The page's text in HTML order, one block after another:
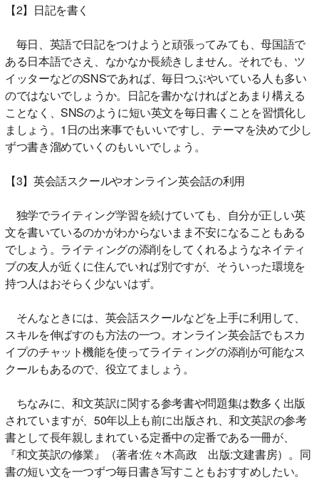
【2】日記を書く
毎日、英語で日記をつけようと頑張ってみても、母国語で
ある日本語でさえ、なかなか長続きしません。それでも、ツ
イッターなどのSNSであれば、毎日つぶやいている人も多い
のではないでしょうか。日記を書かなければとあまり構える
ことなく、SNSのように短い英文を毎日書くことを習慣化し
ましょう。1日の出来事でもいいですし、テーマを決めて少し
ずつ書き溜めていくのもいいでしょう。
【3】英会話スクールやオンライン英会話の利用
独学でライティング学習を続けていても、自分が正しい英
文を書いているのかがわからないまま不安になることもある
でしょう。ライティングの添削をしてくれるようなネイティ
ブの友人が近くに住んでいれば別ですが、そういった環境を
持つ人はおそらく少ないはず。
そんなときには、英会話スクールなどを上手に利用して、
スキルを伸ばすのも方法の一つ。オンライン英会話でもスカ
イプのチャット機能を使ってライティングの添削が可能なス
クールもあるので、役立てましょう。
ちなみに、和文英訳に関する参考書や問題集は数多く出版
されていますが、50年以上も前に出版され、和文英訳の参考
書として長年親しまれている定番中の定番である一冊が、
『和文英訳の修業』（著者:佐々木高政 出版:文建書房）。同
書の短い文を一つずつ毎日書き写すこともおすすめしたい。